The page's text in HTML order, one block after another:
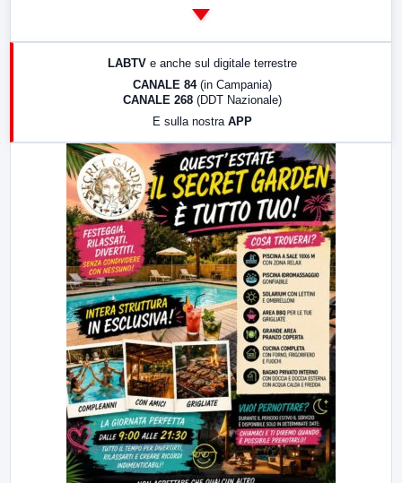
LabNews (replica)
LABTV e anche sul digitale terrestre
CANALE 84 (in Campania)
CANALE 268 (DDT Nazionale)
E sulla nostra APP